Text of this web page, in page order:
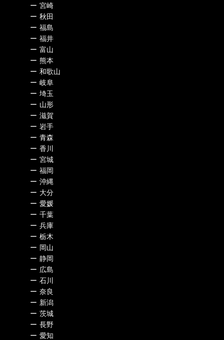
ー 宮崎
ー 秋田
ー 福島
ー 福井
ー 富山
ー 熊本
ー 和歌山
ー 岐阜
ー 埼玉
ー 山形
ー 滋賀
ー 岩手
ー 青森
ー 香川
ー 宮城
ー 福岡
ー 沖縄
ー 大分
ー 愛媛
ー 千葉
ー 兵庫
ー 栃木
ー 岡山
ー 静岡
ー 広島
ー 石川
ー 奈良
ー 新潟
ー 茨城
ー 長野
ー 愛知